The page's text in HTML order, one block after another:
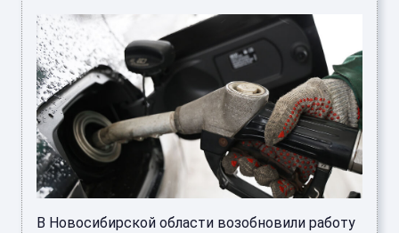
В Новосибирской области возобновили работу